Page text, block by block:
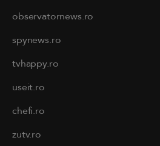
observatornews.ro
spynews.ro
tvhappy.ro
useit.ro
chefi.ro
zutv.ro